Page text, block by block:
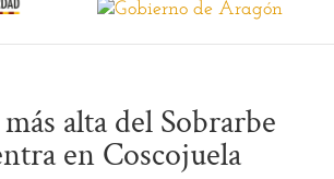
alta del Sobrarbe
en Coscojuela